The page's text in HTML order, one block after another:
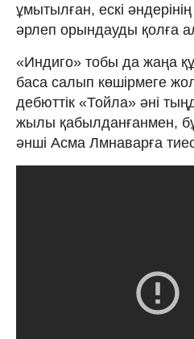
ұмытылған, ескі
әрлеп орындауды қолға
«Индиго» тобы да жаңа
баса салып көшірмеге
дебюттік «Тойла» әні
жылы қабылданғанмен,
әнші Асма Лмнаварға